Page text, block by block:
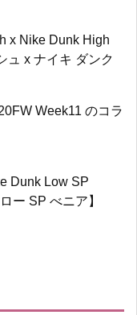
x Nike Dunk High
ュ x ナイキ ダンク
Week11 のコラ
Dunk Low SP
ー SP べニア】